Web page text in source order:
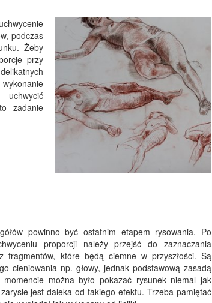
podczas
Żeby
przy
zadanie
powinno być ostatnim etapem rysowania. Po
proporcji należy przejść do zaznaczania
fragmentów, które będą ciemne w przyszłości. Są
cieniowania np. głowy, jednak podstawową zasadą
można było pokazać rysunek niemal jak
jest daleka od takiego efektu. Trzeba pamiętać